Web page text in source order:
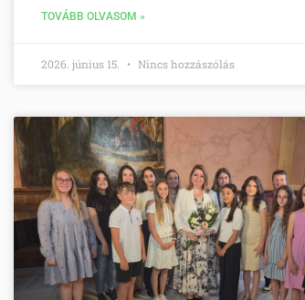
TOVÁBB OLVASOM »
2026. június 15. Nincs hozzászólás